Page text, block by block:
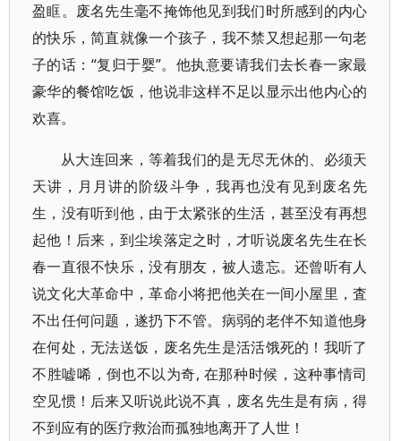
盈眶。废名先生毫不掩饰他见到我们时所感到的内心
的快乐，简直就像一个孩子，我不禁又想起那一句老
子的话：“复归于婴”。他执意要请我们去长春一家最
豪华的餐馆吃饭，他说非这样不足以显示出他内心的
欢喜。
从大连回来，等着我们的是无尽无休的、必须天
天讲，月月讲的阶级斗争，我再也没有见到废名先
生，没有听到他，由于太紧张的生活，甚至没有再想
起他！后来，到尘埃落定之时，才听说废名先生在长
春一直很不快乐，没有朋友，被人遗忘。还曾听有人
说文化大革命中，革命小将把他关在一间小屋里，査
不出任何问题，遂扔下不管。病弱的老伴不知道他身
在何处，无法送饭，废名先生是活活饿死的！我听了
不胜嘘唏，倒也不以为奇, 在那种时候，这种事情司
空见惯！后来又听说此说不真，废名先生是有病，得
不到应有的医疗救治而孤独地离开了人世！